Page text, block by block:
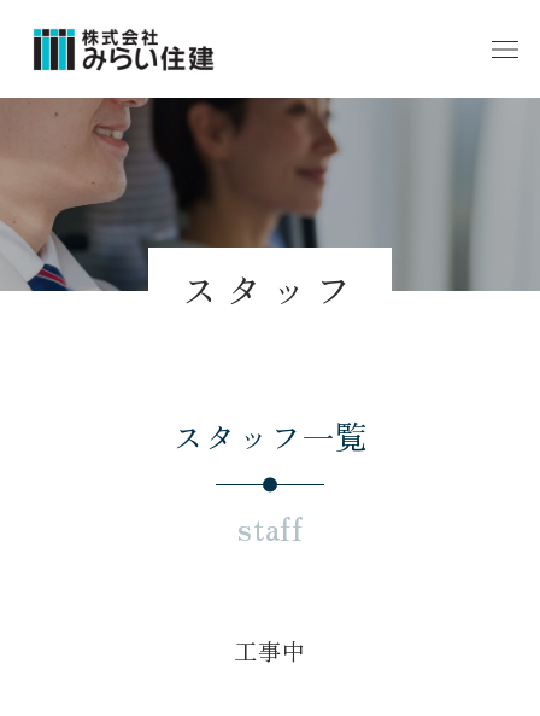
スタッフ
スタッフ一覧
staff
工事中